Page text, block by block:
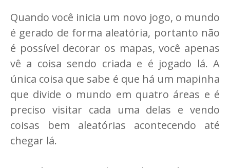
Quando você inicia um novo jogo, o mundo
é gerado de forma aleatória, portanto não
é possível decorar os mapas, você apenas
vê a coisa sendo criada e é jogado lá. A
única coisa que sabe é que há um mapinha
que divide o mundo em quatro áreas e é
preciso visitar cada uma delas e vendo
coisas bem aleatórias acontecendo até
chegar lá.